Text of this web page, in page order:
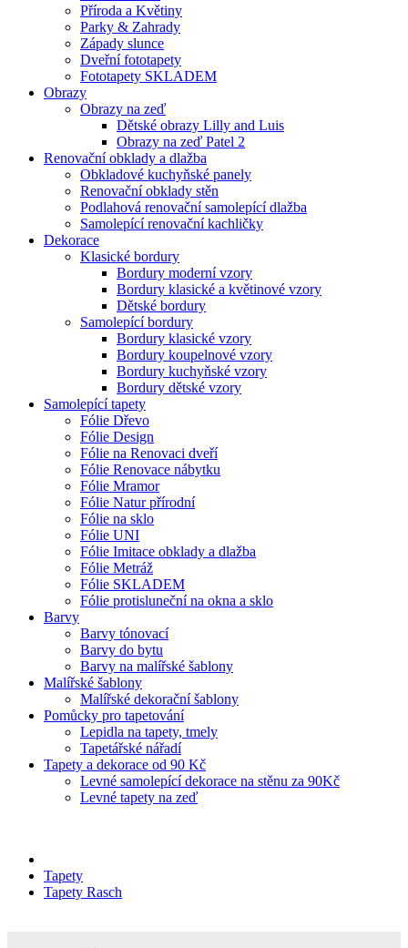
Příroda a Květiny
Parky & Zahrady
Západy slunce
Dveřní fototapety
Fototapety SKLADEM
Obrazy
Obrazy na zeď
Dětské obrazy Lilly and Luis
Obrazy na zeď Patel 2
Renovační obklady a dlažba
Obkladové kuchyňské panely
Renovační obklady stěn
Podlahová renovační samolepící dlažba
Samolepící renovační kachličky
Dekorace
Klasické bordury
Bordury moderní vzory
Bordury klasické a květinové vzory
Dětské bordury
Samolepící bordury
Bordury klasické vzory
Bordury koupelnové vzory
Bordury kuchyňské vzory
Bordury dětské vzory
Samolepící tapety
Fólie Dřevo
Fólie Design
Fólie na Renovaci dveří
Fólie Renovace nábytku
Fólie Mramor
Fólie Natur přírodní
Fólie na sklo
Fólie UNI
Fólie Imitace obklady a dlažba
Fólie Metráž
Fólie SKLADEM
Fólie protisluneční na okna a sklo
Barvy
Barvy tónovací
Barvy do bytu
Barvy na malířské šablony
Malířské šablony
Malířské dekorační šablony
Pomůcky pro tapetování
Lepidla na tapety, tmely
Tapetářské nářadí
Tapety a dekorace od 90 Kč
Levné samolepící dekorace na stěnu za 90Kč
Levné tapety na zeď
Tapety
Tapety Rasch